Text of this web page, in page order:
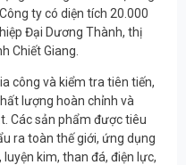
ty có diện tích 20.000
Đại Dương Thành, thị
Chiết Giang.
công và kiểm tra tiên tiến,
lượng hoàn chỉnh và
Các sản phẩm được tiêu
ra toàn thế giới, ứng dụng
kim, than đá, điện lực,